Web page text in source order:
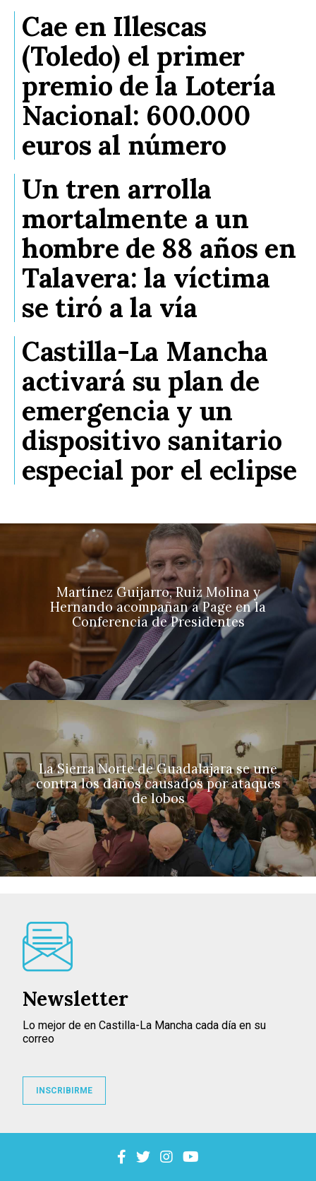
Cae en Illescas
(Toledo) el primer
premio de la Lotería
Nacional: 600.000
euros al número
Un tren arrolla
mortalmente a un
hombre de 88 años en
Talavera: la víctima
se tiró a la vía
Castilla-La Mancha
activará su plan de
emergencia y un
dispositivo sanitario
especial por el eclipse
Martínez Guijarro, Ruiz Molina y
Hernando acompañan a Page en la
Conferencia de Presidentes
La Sierra Norte de Guadalajara se une
contra los daños causados por ataques
de lobos
Newsletter
Lo mejor de en Castilla-La Mancha cada día en su
correo
INSCRIBIRME